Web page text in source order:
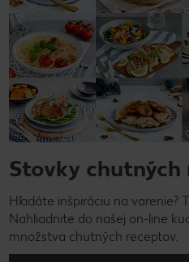
Stovky chutných
Hľadáte inšpiráciu na varenie?
Nahliadnite do našej on-line
množstva chutných receptov.